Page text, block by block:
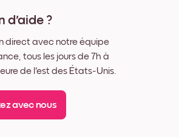
d'aide ?
direct avec notre équipe
tous les jours de 7h à
de l'est des États-Unis.
avec nous